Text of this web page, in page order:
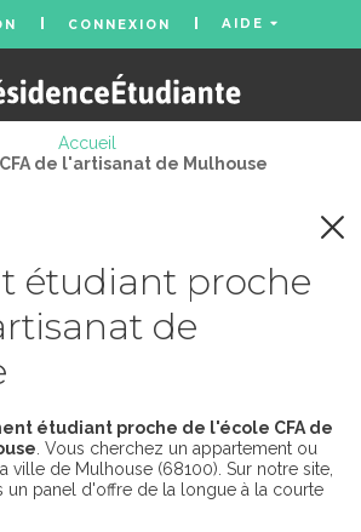
CONNEXION AIDE
Accueil
CFA de l'artisanat de Mulhouse
étudiant proche
de
étudiant proche de l'école CFA de
. Vous cherchez un appartement ou
ville de Mulhouse (68100). Sur notre site,
un panel d'offre de la longue à la courte